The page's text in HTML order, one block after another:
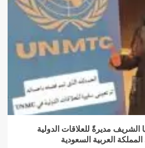
الشريف مديرةً للعلاقات الدولية